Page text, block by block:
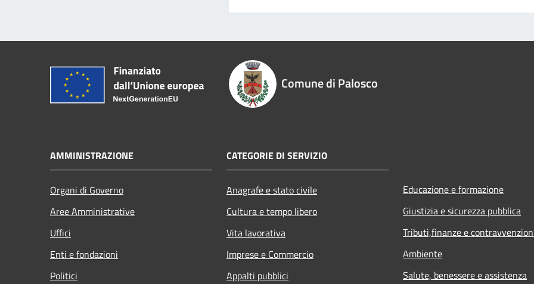
Comune di Palosco
AMMINISTRAZIONE
Organi di Governo
Aree Amministrative
Uffici
Enti e fondazioni
Politici
CATEGORIE DI SERVIZIO
Anagrafe e stato civile
Cultura e tempo libero
Vita lavorativa
Imprese e Commercio
Appalti pubblici
Educazione e formazione
Giustizia e sicurezza pubblica
Tributi,finanze e
Ambiente
Salute, benessere e assistenza